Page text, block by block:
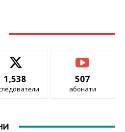
1,538 507
абонати